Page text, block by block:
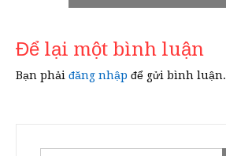
Để lại một bình luận
Bạn phải đăng nhập để gửi bình luận.